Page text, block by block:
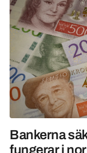
Bankerna
fungerar i